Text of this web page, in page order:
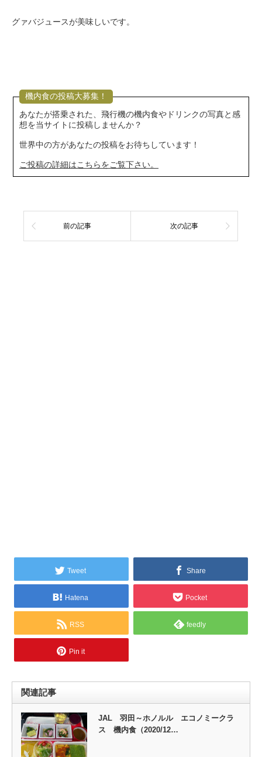
グァバジュースが美味しいです。
機内食の投稿大募集！
あなたが搭乗された、飛行機の機内食やドリンクの写真と感
想を当サイトに投稿しませんか？
世界中の方があなたの投稿をお待ちしています！
ご投稿の詳細はこちらをご覧下さい。
前の記事 次の記事
Tweet Share
Hatena Pocket
RSS feedly
Pin it
関連記事
JAL 羽田～ホノルル エコノミークラ
ス 機内食（2020/12…